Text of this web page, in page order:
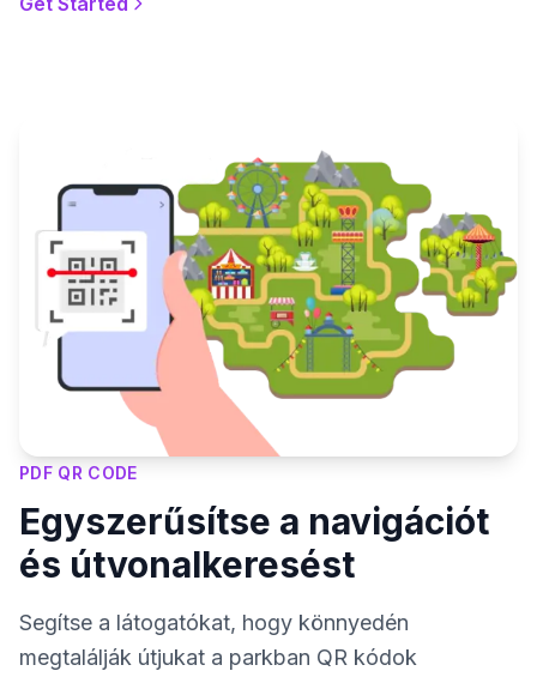
PDF QR CODE
Egyszerűsítse a navigációt
és útvonalkeresést
Segítse a látogatókat, hogy könnyedén
megtalálják útjukat a parkban QR kódok